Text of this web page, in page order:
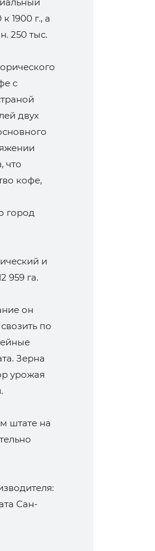
1900 г., а
250 тыс.
с
двух
что
кофе,
город
и
959 га.
он
по
Зерна
урожая
штате на
Сан-